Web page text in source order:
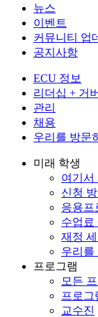
뉴스
이벤트
커뮤니티 업
공지사항
ECU 정보
리더십 + 거
관리
채용
우리를 방문
미래 학생
여기서
신청
응용프
수업료
재정
우리를
프로그램
모든
프로그
교수진